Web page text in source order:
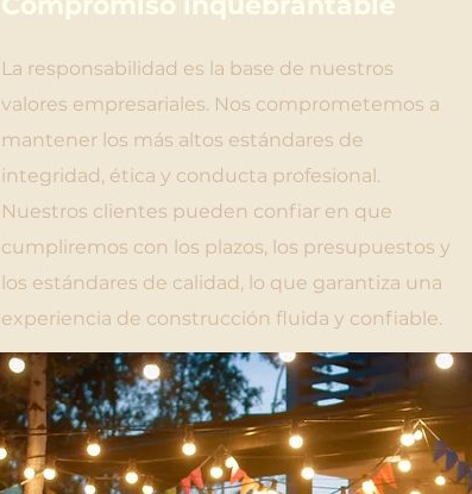
La responsabilidad es la base de nuestros
valores empresariales. Nos comprometemos a
mantener los más altos estándares de
integridad, ética y conducta profesional.
Nuestros clientes pueden confiar en que
cumpliremos con los plazos, los presupuestos y
los estándares de calidad, lo que garantiza una
experiencia de construcción fluida y confiable.